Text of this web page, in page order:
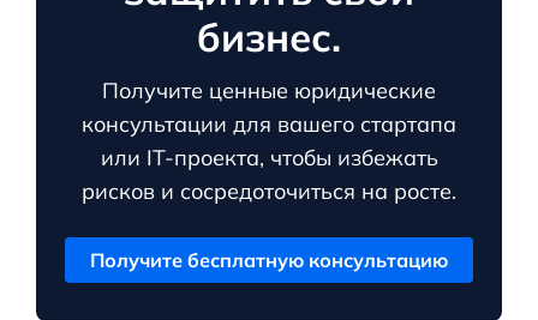
бизнес.
Получите ценные юридические
консультации для вашего стартапа
или IT-проекта, чтобы избежать
рисков и сосредоточиться на росте.
Получите бесплатную консультацию